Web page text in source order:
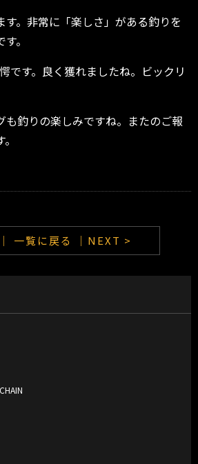
す。非常に「楽しさ」がある釣りを
。
です。良く獲れましたね。ビックリ
も釣りの楽しみですね。またのご報
一覧に戻る ｜NEXT >